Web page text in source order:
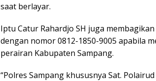
saat berlayar.
Iptu Catur Rahardjo SH juga
dengan nomor 0812-1850-9005 apabila
perairan Kabupaten Sampang.
“Polres Sampang khususnya Sat.